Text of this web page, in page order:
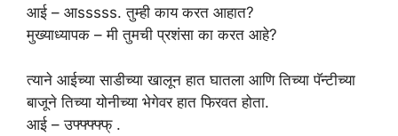
आई – आsssss. तुम्ही काय करत आहात?
मुख्याध्यापक – मी तुमची प्रशंसा का करत आहे?
त्याने आईच्या साडीच्या खालून हात घातला आणि तिच्या पॅन्टीच्या
बाजूने तिच्या योनीच्या भेगेवर हात फिरवत होता.
आई – उफ्फ्फ्फ्फ् .